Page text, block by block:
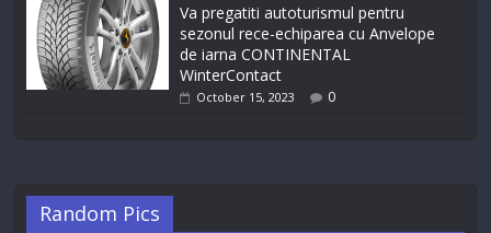
Va pregatiti autoturismul pentru
sezonul rece-echiparea cu Anvelope
de iarna CONTINENTAL
WinterContact
October 15, 2023 0
Random Pics